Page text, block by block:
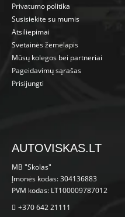
Privatumo politika
Susisiekite su mumis
Atsiliepimai
Svetainės žemėlapis
Mūsų kolegos bei partneriai
Pageidavimų sąrašas
Prisijungti
AUTOVISKAS.LT
MB "Skolas"
Įmonės kodas: 304136883
PVM kodas: LT100009787012
+370 642 21111